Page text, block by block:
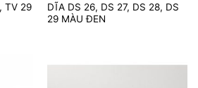
TV 29
DĨA DS 26, DS 27, DS 28, DS
29 MÀU ĐEN